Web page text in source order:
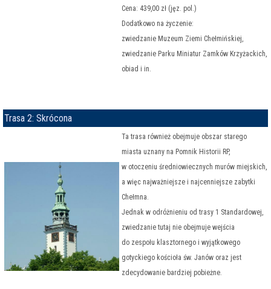
Cena: 439,00 zł (jęz. pol.)
Dodatkowo na życzenie:
zwiedzanie Muzeum Ziemi Chełmińskiej,
zwiedzanie Parku Miniatur Zamków Krzyżackich,
obiad i in.
Trasa 2: Skrócona
Ta trasa również obejmuje obszar starego
miasta uznany na Pomnik Historii RP,
w otoczeniu średniowiecznych murów miejskich,
a więc najważniejsze i najcenniejsze zabytki
Chełmna.
Jednak w odróżnieniu od trasy 1 Standardowej,
zwiedzanie tutaj nie obejmuje wejścia
do zespołu klasztornego i wyjątkowego
gotyckiego kościoła św. Janów oraz jest
zdecydowanie bardziej pobieżne.